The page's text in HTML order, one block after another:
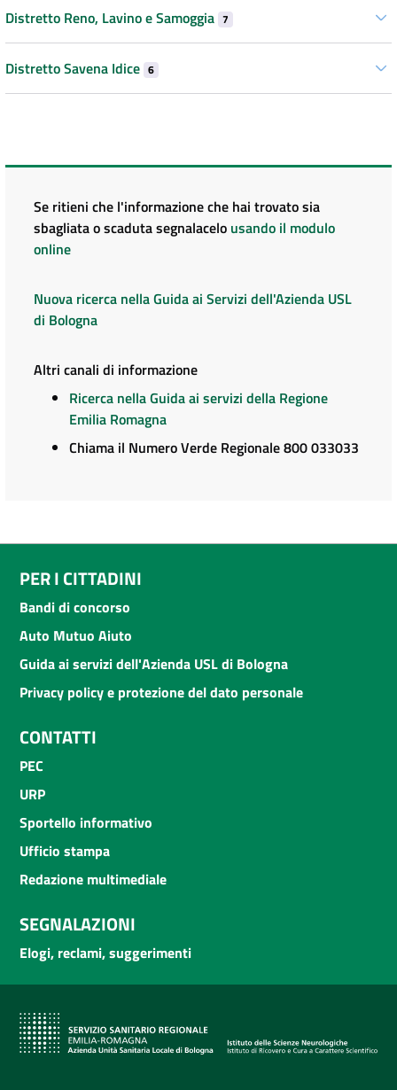
Distretto Reno, Lavino e Samoggia 7
Distretto Savena Idice 6
Se ritieni che l'informazione che hai trovato sia
sbagliata o scaduta segnalacelo usando il modulo
online
Nuova ricerca nella Guida ai Servizi dell'Azienda USL
di Bologna
Altri canali di informazione
Ricerca nella Guida ai servizi della Regione
Emilia Romagna
Chiama il Numero Verde Regionale 800 033033
PER I CITTADINI
Bandi di concorso
Auto Mutuo Aiuto
Guida ai servizi dell'Azienda USL di Bologna
Privacy policy e protezione del dato personale
CONTATTI
PEC
URP
Sportello informativo
Ufficio stampa
Redazione multimediale
SEGNALAZIONI
Elogi, reclami, suggerimenti